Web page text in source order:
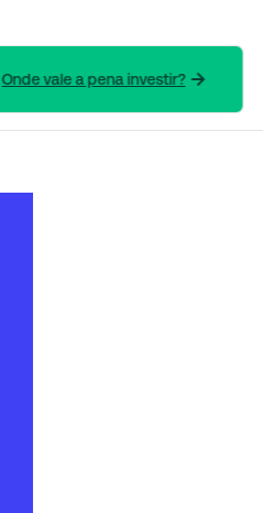
Onde vale a pena investir?